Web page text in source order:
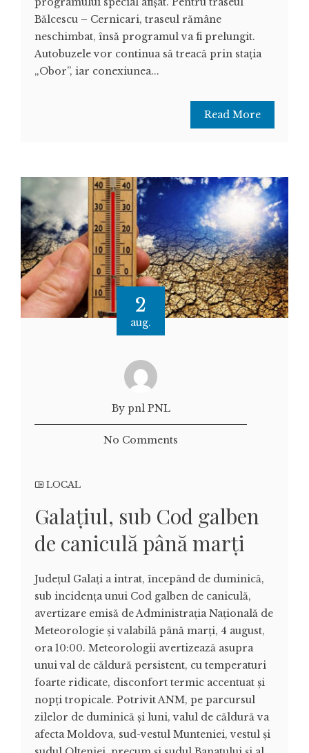
Bălcescu – Cernicari, traseul rămâne
neschimbat, însă programul va fi prelungit.
Autobuzele vor continua să treacă prin stația
„Obor”, iar conexiunea...
Read More
2
aug.
By pnl PNL
No Comments
LOCAL
Galațiul, sub Cod galben
de caniculă până marți
Județul Galați a intrat, începând de duminică,
sub incidența unui Cod galben de caniculă,
avertizare emisă de Administrația Națională de
Meteorologie și valabilă până marți, 4 august,
ora 10:00. Meteorologii avertizează asupra
unui val de căldură persistent, cu temperaturi
foarte ridicate, disconfort termic accentuat și
nopți tropicale. Potrivit ANM, pe parcursul
zilelor de duminică și luni, valul de căldură va
afecta Moldova, sud-vestul Munteniei, vestul și